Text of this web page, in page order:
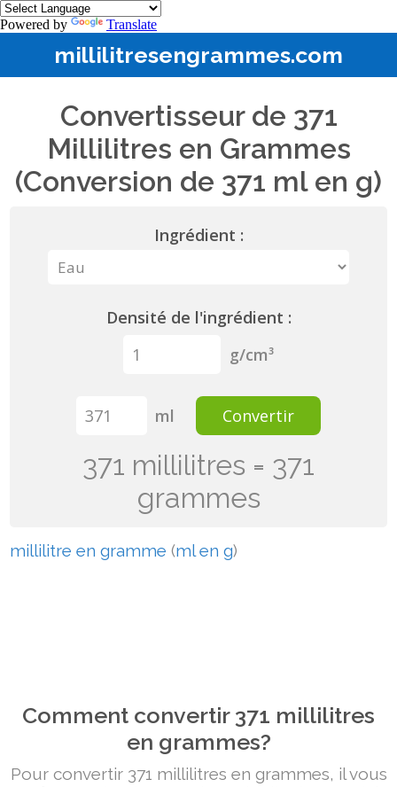
Powered by Translate
millilitresengrammes.com
Convertisseur de 371
Millilitres en Grammes
(Conversion de 371 ml en g)
Ingrédient :
Densité de l'ingrédient :
g/cm³
ml Convertir
371 millilitres = 371
grammes
millilitre en gramme (ml en g)
Comment convertir 371 millilitres
en grammes?
Pour convertir 371 millilitres en grammes, il vous